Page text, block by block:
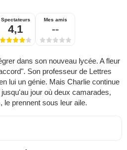
Spectateurs
4,1
Mes amis
--
dans son nouveau lycée. A fleur
Son professeur de Lettres
lui un génie. Mais Charlie continue
jour où deux camarades,
le prennent sous leur aile.